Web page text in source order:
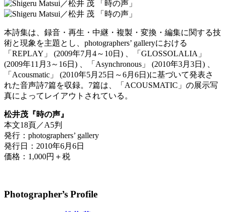
本詩集は、録音・再生・中継・複製・変換・編集に関する技
術と現象を主題とし、photographers’ galleryにおける
「REPLAY」 (2009年7月4～10日) 、「GLOSSOLALIA」
(2009年11月3～16日) 、「Asynchronous」 (2010年3月3日) 、
「Acousmatic」 (2010年5月25日～6月6日)に基づいて発表さ
れた音声詩7篇を収録。7篇は、「ACOUSMATIC」の展示写
真によってレイアウトされている。
松井茂『時の声』
本文18頁／A5判
発行：photographers’ gallery
発行日：2010年6月6日
価格：1,000円＋税
Photographer’s Profile